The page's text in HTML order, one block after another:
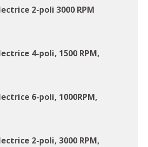
2-poli 3000 RPM
4-poli, 1500 RPM,
6-poli, 1000RPM,
2-poli, 3000 RPM,